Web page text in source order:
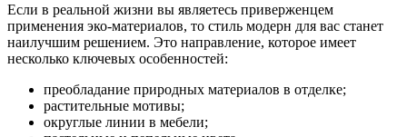
Если в реальной жизни вы являетесь приверженцем
применения эко-материалов, то стиль модерн для вас станет
наилучшим решением. Это направление, которое имеет
несколько ключевых особенностей:
преобладание природных материалов в отделке;
растительные мотивы;
округлые линии в мебели;